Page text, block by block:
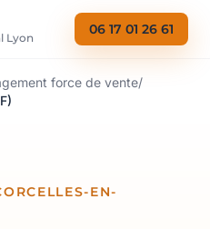
Lyon
06 17 01 26 61
force de vente/
EN-